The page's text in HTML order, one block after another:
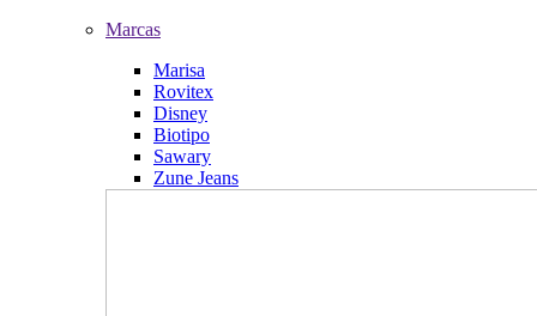
Marcas
Marisa
Rovitex
Disney
Biotipo
Sawary
Zune Jeans